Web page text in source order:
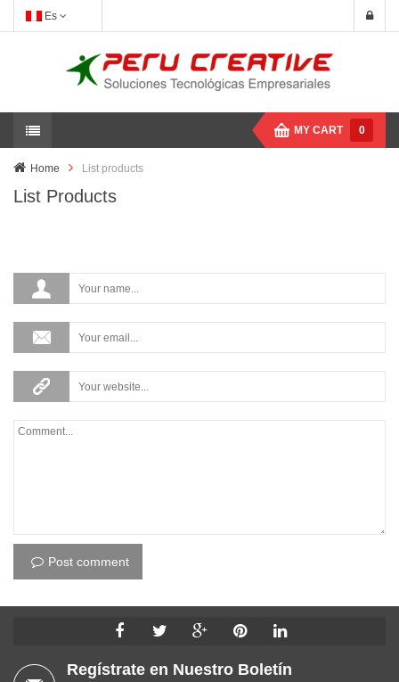
Es
MY CART 0
Home List products
List Products
Post comment
Regístrate en Nuestro Boletín